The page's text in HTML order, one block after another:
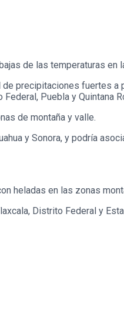
de las temperaturas en
precipitaciones fuertes a
Puebla y Quintana
de montaña y valle.
y Sonora, y podría
heladas en las zonas
Distrito Federal y